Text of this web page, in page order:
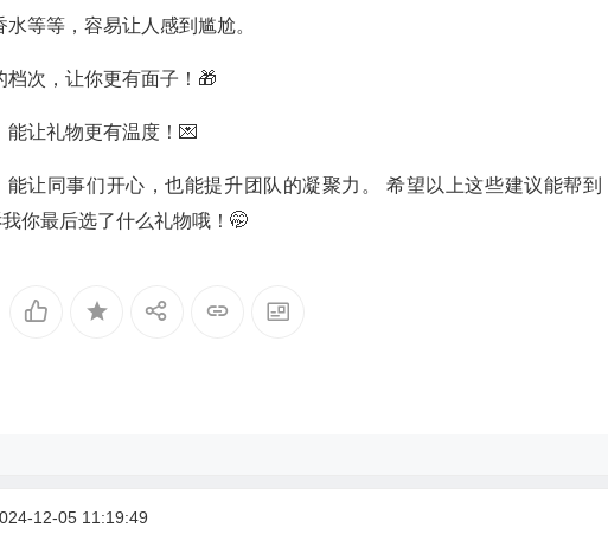
水等等，容易让人感到尴尬。
次，让你更有面子！🎁
让礼物更有温度！💌
让同事们开心，也能提升团队的凝聚力。 希望以上这些建议能帮到
你最后选了什么礼物哦！🤭
12-05 11:19:49